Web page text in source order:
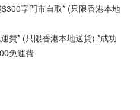
享門市自取* (只限香港本地
費* (只限香港本地送貨) *成功
免運費